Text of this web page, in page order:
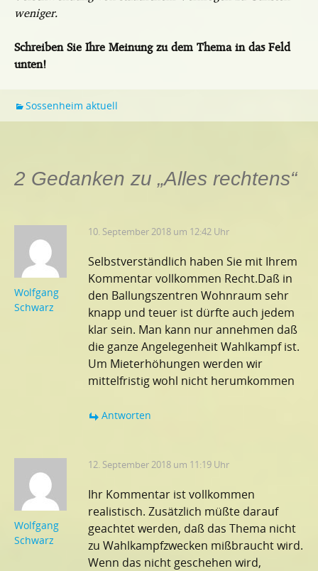
weniger.
Schreiben Sie Ihre Meinung zu dem Thema in das Feld
unten!
Sossenheim aktuell
2 Gedanken zu „Alles rechtens“
Wolfgang
Schwarz
10. September 2018 um 12:42 Uhr
Selbstverständlich haben Sie mit Ihrem
Kommentar vollkommen Recht.Daß in
den Ballungszentren Wohnraum sehr
knapp und teuer ist dürfte auch jedem
klar sein. Man kann nur annehmen daß
die ganze Angelegenheit Wahlkampf ist.
Um Mieterhöhungen werden wir
mittelfristig wohl nicht herumkommen
Antworten
Wolfgang
Schwarz
12. September 2018 um 11:19 Uhr
Ihr Kommentar ist vollkommen
realistisch. Zusätzlich müßte darauf
geachtet werden, daß das Thema nicht
zu Wahlkampfzwecken mißbraucht wird.
Wenn das nicht geschehen wird,